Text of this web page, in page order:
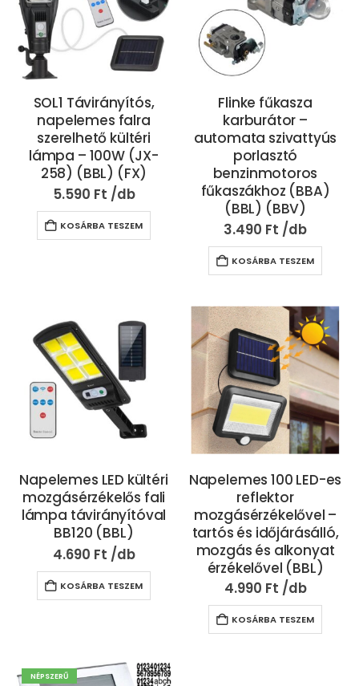
SOL1 Távirányítós,
napelemes falra
szerelhető kültéri
lámpa – 100W (JX-
258) (BBL) (FX)
5.590 Ft
KOSÁRBA TESZEM
Flinke fűkasza
karburátor –
automata szivattyús
porlasztó
benzinmotoros
fűkaszákhoz (BBA)
(BBL) (BBV)
3.490 Ft
KOSÁRBA TESZEM
Napelemes LED kültéri
mozgásérzékelős fali
lámpa távirányítóval
BB120 (BBL)
4.690 Ft
KOSÁRBA TESZEM
Napelemes 100 LED-es
reflektor
mozgásérzékelővel –
tartós és időjárásálló,
mozgás és alkonyat
érzékelővel (BBL)
4.990 Ft
KOSÁRBA TESZEM
NÉPSZERŰ